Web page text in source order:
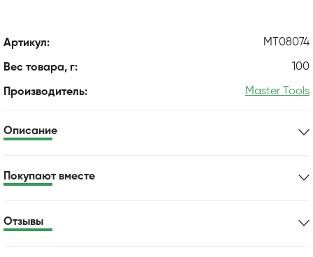
Артикул: MT08074
Вес товара, г: 100
Производитель: Master Tools
Описание
Покупают вместе
Отзывы